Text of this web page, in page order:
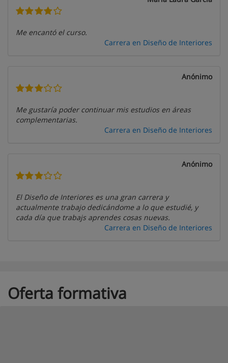
Me encantó el curso.
Carrera en Diseño de Interiores
Anónimo
Me gustaría poder continuar mis estudios en áreas
complementarias.
Carrera en Diseño de Interiores
Anónimo
El Diseño de Interiores es una gran carrera y
actualmente trabajo dedicándome a lo que estudié, y
cada día que trabajs aprendes cosas nuevas.
Carrera en Diseño de Interiores
Oferta formativa